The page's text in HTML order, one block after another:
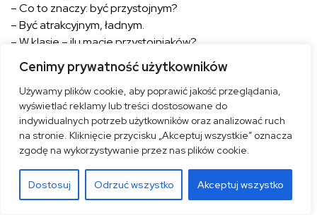
Cenimy prywatność użytkowników
Używamy plików cookie, aby poprawić jakość przeglądania,
wyświetlać reklamy lub treści dostosowane do
indywidualnych potrzeb użytkowników oraz analizować ruch
na stronie. Kliknięcie przycisku „Akceptuj wszystkie” oznacza
zgodę na wykorzystywanie przez nas plików cookie.
Dostosuj Odrzuć wszystko Akceptuj wszystko
– Co to znaczy: być przystojnym?
– Być atrakcyjnym, ładnym.
– W klasie – ilu macie przystojniaków?
– Zero! – ten sam chórek.
– A w starszych klasach są przystojniacy?
– Trochę.
– Wywołać emocje.
– To znaczy, że wczuć się w jakąś rolę, i żeby ktoś, kto
ogląda, to przedstawienie, żeby poczuł to samo, co czuje
osoba grająca.
– Fantomas i Scotland Yard?
– To Marcel opowiadał fragment tego filmu, żeby dostać